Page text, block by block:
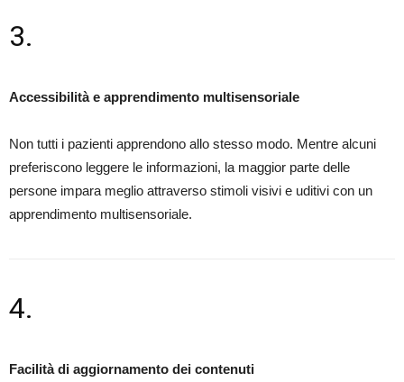
3.
Accessibilità e apprendimento multisensoriale
Non tutti i pazienti apprendono allo stesso modo. Mentre alcuni
preferiscono leggere le informazioni, la maggior parte delle
persone impara meglio attraverso stimoli visivi e uditivi con un
apprendimento multisensoriale.
4.
Facilità di aggiornamento dei contenuti